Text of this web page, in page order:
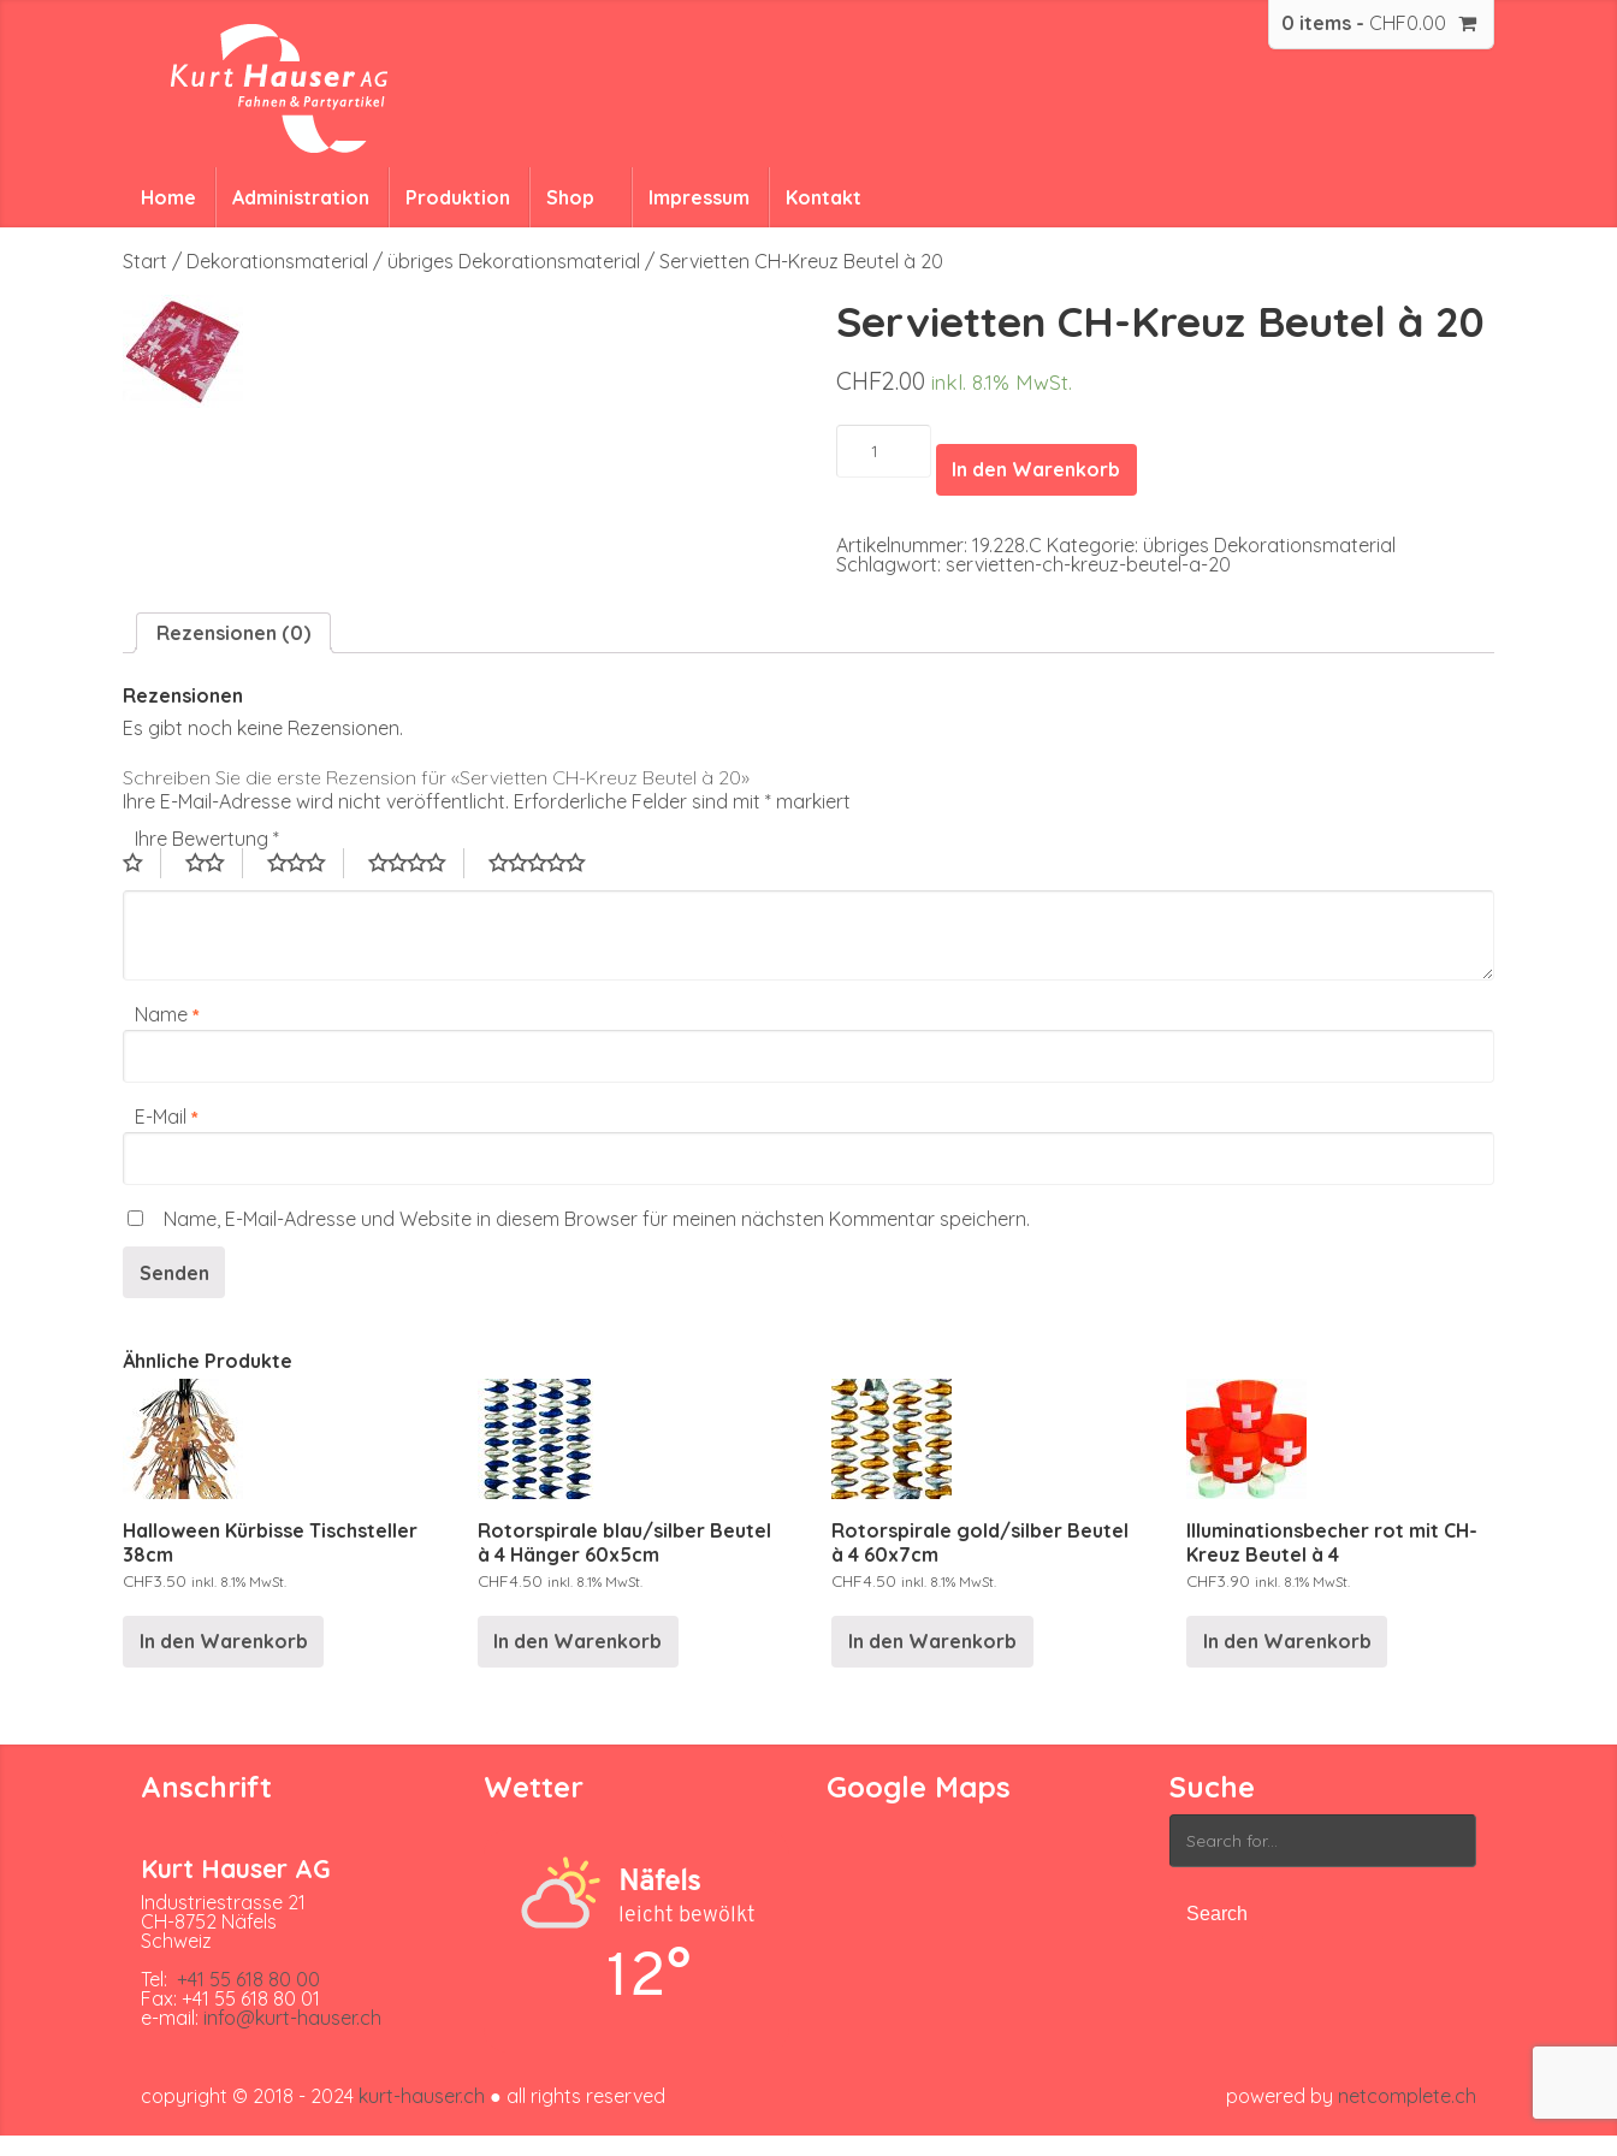
0 items - CHF0.00
Home Administration Produktion Shop Impressum Kontakt
Start / Dekorationsmaterial / übriges Dekorationsmaterial / Servietten CH-Kreuz Beutel à 20
Servietten CH-Kreuz Beutel à 20
CHF2.00 inkl. 8.1% MwSt.
Servietten
Kreuz
Menge
In den Warenkorb
Artikelnummer: 19.228.C Kategorie: übriges Dekorationsmaterial
Schlagwort: servietten-ch-kreuz-beutel-a-20
Rezensionen (0)
Rezensionen
Es gibt noch keine Rezensionen.
Schreiben Sie die erste Rezension für «Servietten CH-Kreuz Beutel à 20»
Ihre E-Mail-Adresse wird nicht veröffentlicht. Erforderliche Felder sind mit * markiert
Ihre Bewertung *
Name *
E-Mail *
Name, E-Mail-Adresse und Website in diesem Browser für meinen nächsten Kommentar speichern.
Ähnliche Produkte
Halloween Kürbisse Tischsteller
38cm
CHF3.50 inkl. 8.1% MwSt.
In den Warenkorb
Rotorspirale blau/silber Beutel
à 4 Hänger 60x5cm
CHF4.50 inkl. 8.1% MwSt.
In den Warenkorb
Rotorspirale gold/silber Beutel
à 4 60x7cm
CHF4.50 inkl. 8.1% MwSt.
In den Warenkorb
Illuminationsbecher rot mit CH-
Kreuz Beutel à 4
CHF3.90 inkl. 8.1% MwSt.
In den Warenkorb
Anschrift
Kurt Hauser AG
Industriestrasse 21
CH-8752 Näfels
Schweiz
Tel: +41 55 618 80 00
Fax: +41 55 618 80 01
e-mail: info@kurt-hauser.ch
Wetter
Näfels
leicht bewölkt
12°
Google Maps Suche
Search
for:
copyright © 2018 - 2024 kurt-hauser.ch ● all rights reserved powered by netcomplete.ch